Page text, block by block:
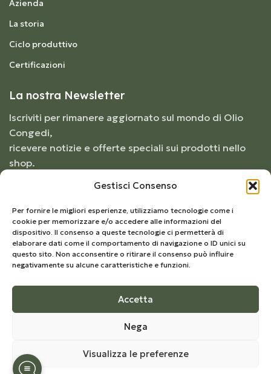
Gestisci Consenso
Per fornire le migliori esperienze, utilizziamo tecnologie come i
cookie per memorizzare e/o accedere alle informazioni del
dispositivo. Il consenso a queste tecnologie ci permetterà di
elaborare dati come il comportamento di navigazione o ID unici su
questo sito. Non acconsentire o ritirare il consenso può influire
negativamente su alcune caratteristiche e funzioni.
Accetta
Nega
Visualizza le preferenze
Azienda
La storia
Ciclo produttivo
Certificazioni
La nostra Newsletter
Iscriviti per rimanere aggiornato sul mondo di Olio
Congedi,
ricevere notizie e offerte speciali sui prodotti nello
shop.
© 2026Frantoio Congedi– Tutti i diritti riservati |
Develop byKreo Studio